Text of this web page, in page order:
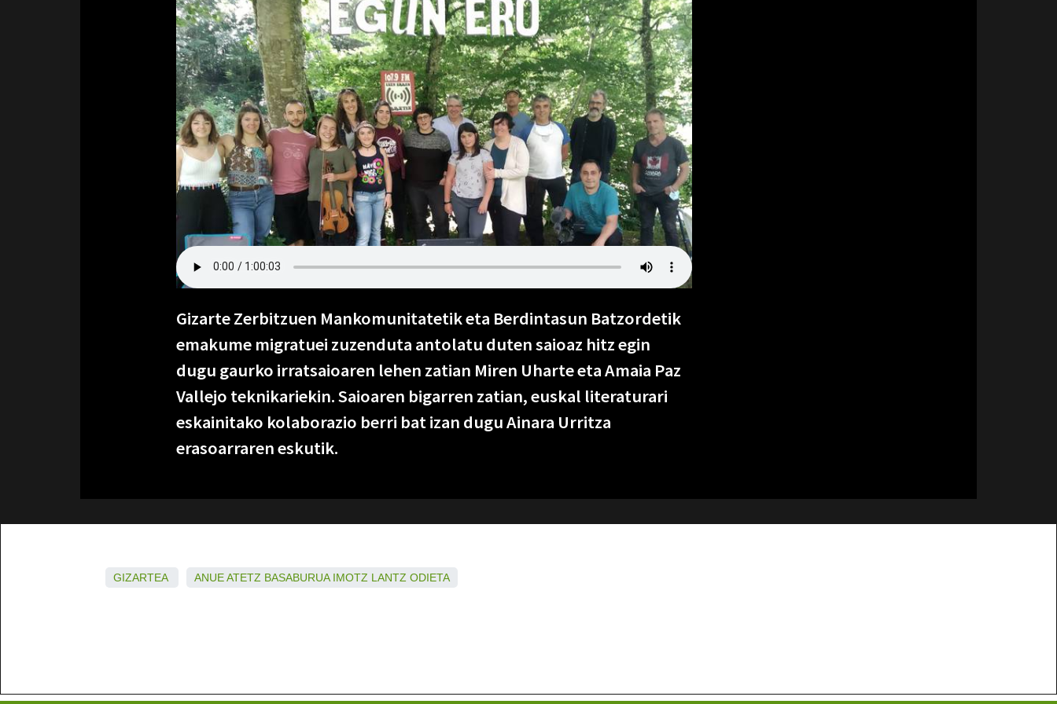
Gizarte Zerbitzuen Mankomunitatetik eta Berdintasun Batzordetik
emakume migratuei zuzenduta antolatu duten saioaz hitz egin
dugu gaurko irratsaioaren lehen zatian Miren Uharte eta Amaia Paz
Vallejo teknikariekin. Saioaren bigarren zatian, euskal literaturari
eskainitako kolaborazio berri bat izan dugu Ainara Urritza
erasoarraren eskutik.
GIZARTEA ANUEATETZ BASABURUA IMOTZ LANTZ ODIETA